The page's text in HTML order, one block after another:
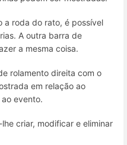
a roda do rato, é possível
A outra barra de
a mesma coisa.
rolamento direita com o
em relação ao
evento.
criar, modificar e eliminar